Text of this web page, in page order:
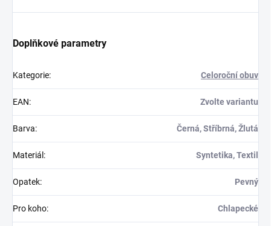
Doplňkové parametry
Kategorie: Celoroční obuv
EAN: Zvolte variantu
Barva: Černá, Stříbrná, Žlutá
Materiál : Syntetika, Textil
Opatek: Pevný
Pro koho: Chlapecké